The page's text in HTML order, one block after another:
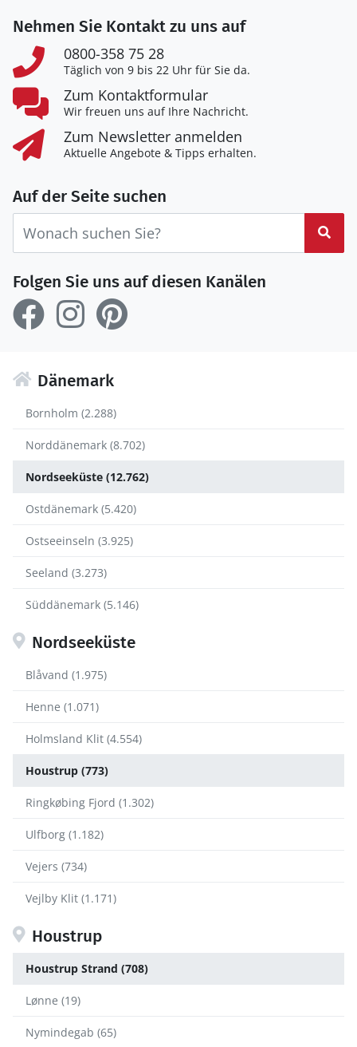
Nehmen Sie Kontakt zu uns auf
0800-358 75 28
Täglich von 9 bis 22 Uhr für Sie da.
Zum Kontaktformular
Wir freuen uns auf Ihre Nachricht.
Zum Newsletter anmelden
Aktuelle Angebote & Tipps erhalten.
Auf der Seite suchen
Folgen Sie uns auf diesen Kanälen
Dänemark
Bornholm (2.288)
Norddänemark (8.702)
Nordseeküste (12.762)
Ostdänemark (5.420)
Ostseeinseln (3.925)
Seeland (3.273)
Süddänemark (5.146)
Nordseeküste
Blåvand (1.975)
Henne (1.071)
Holmsland Klit (4.554)
Houstrup (773)
Ringkøbing Fjord (1.302)
Ulfborg (1.182)
Vejers (734)
Vejlby Klit (1.171)
Houstrup
Houstrup Strand (708)
Lønne (19)
Nymindegab (65)